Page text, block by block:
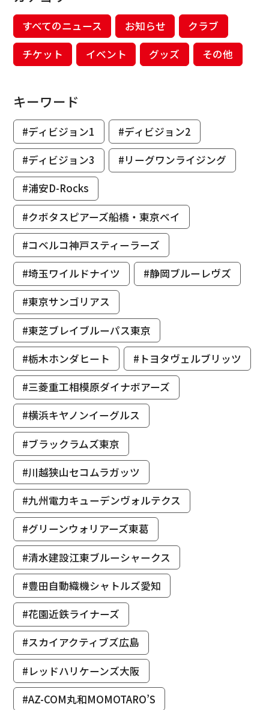
すべてのニュース お知らせ
クラブ
チケット
イベント グッズ その他
キーワード
#ディビジョン1
#ディビジョン2
#ディビジョン3
#リーグワンライジング
#浦安D-Rocks
#クボタスピアーズ船橋・東京ベイ
#コベルコ神戸スティーラーズ
#埼玉ワイルドナイツ
#静岡ブルーレヴズ
#東京サンゴリアス
#東芝ブレイブルーパス東京
#栃木ホンダヒート
#トヨタヴェルブリッツ
#三菱重工相模原ダイナボアーズ
#横浜キヤノンイーグルス
#ブラックラムズ東京
#川越狭山セコムラガッツ
#九州電力キューデンヴォルテクス
#グリーンウォリアーズ東葛
#清水建設江東ブルーシャークス
#豊田自動織機シャトルズ愛知
#花園近鉄ライナーズ
#スカイアクティブズ広島
#レッドハリケーンズ大阪
#AZ-COM丸和MOMOTARO’S